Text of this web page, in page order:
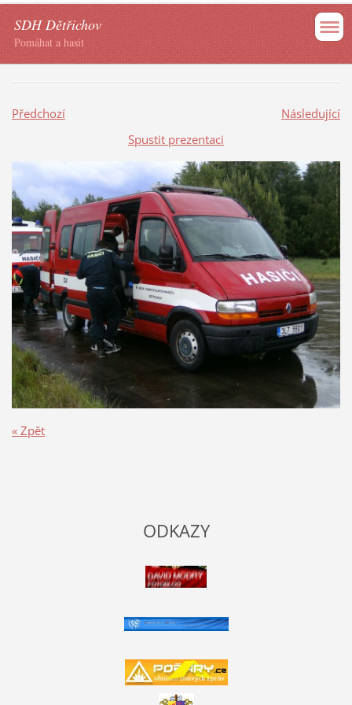
SDH Dětřichov
Pomáhat a hasit
Předchozí
Následující
Spustit prezentaci
« Zpět
ODKAZY